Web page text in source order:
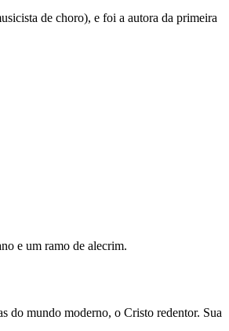
de choro), e foi a autora da primeira
e um ramo de alecrim.
do mundo moderno, o Cristo redentor. Sua